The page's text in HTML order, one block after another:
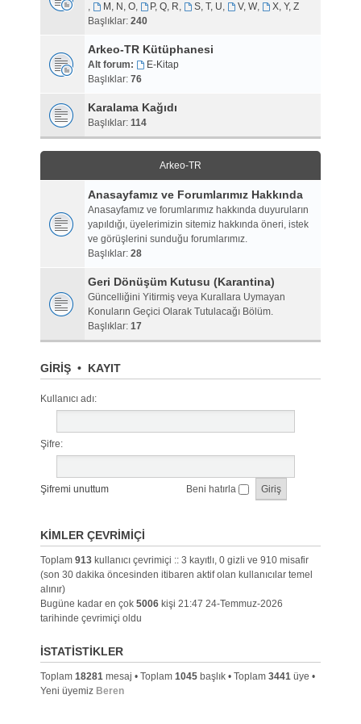
,
M, N, O, P, Q, R, S, T, U, V, W,
X, Y, Z
Başlıklar: 240
Arkeo-TR Kütüphanesi
Alt forum:
E-Kitap
Başlıklar: 76
Karalama Kağıdı
Başlıklar: 114
Arkeo-TR
Anasayfamız ve Forumlarımız Hakkında
Anasayfamız ve forumlarımız hakkında duyuruların
yapıldığı, üyelerimizin sitemiz hakkında öneri, istek
ve görüşlerini sunduğu forumlarımız.
Başlıklar: 28
Geri Dönüşüm Kutusu (Karantina)
Güncelliğini Yitirmiş veya Kurallara Uymayan
Konuların Geçici Olarak Tutulacağı Bölüm.
Başlıklar: 17
GIRIŞ• KAYIT
Kullanıcı adı:
Şifre:
Şifremi unuttum Beni hatırla
KIMLER ÇEVRIMIÇI
Toplam 913kullanıcı çevrimiçi :: 3 kayıtlı, 0 gizli ve 910 misafir
(son 30 dakika öncesinden itibaren aktif olan kullanıcılar temel
alınır)
Bugüne kadar en çok 5006kişi 21:47 24-Temmuz-2026
tarihinde çevrimiçi oldu
İSTATISTIKLER
Toplam 18281mesaj • Toplam 1045başlık • Toplam 3441üye •
Yeni üyemiz Beren